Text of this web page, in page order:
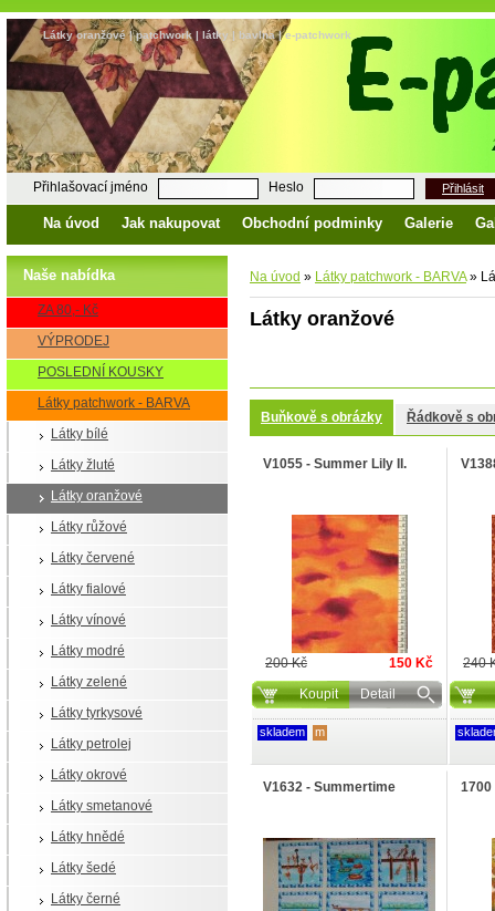
Látky oranžové | patchwork | látky | bavlna | e-patchwork
Přihlašovací jméno Heslo Přihlásit
Na úvod Jak nakupovat Obchodní podminky Galerie
Naše nabídka
ZA 80,- Kč
VÝPRODEJ
POSLEDNÍ KOUSKY
Látky patchwork - BARVA
Látky bílé
Látky žluté
Látky oranžové
Látky růžové
Látky červené
Látky fialové
Látky vínové
Látky modré
Látky zelené
Látky tyrkysové
Látky petrolej
Látky okrové
Látky smetanové
Látky hnědé
Látky šedé
Látky černé
Na úvod » Látky patchwork - BARVA »
Látky oranžové
Buňkově s obrázky Řádkově s
V1055 - Summer Lily II.
200 Kč
150 Kč
Koupit
Detail
skladem m
240
V1632 - Summertime 1700